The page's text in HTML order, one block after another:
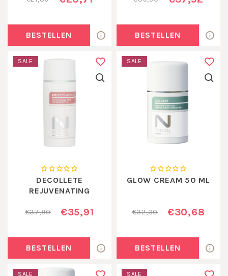
BESTELLEN BESTELLEN
SALE
DECOLLETE
REJUVENATING
€37,80 €35,91
BESTELLEN
SALE
GLOW CREAM 50 ML
€32,30 €30,68
BESTELLEN
SALE SALE